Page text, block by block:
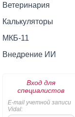
Ветеринария
Калькуляторы
МКБ-11
Внедрение ИИ
Вход для
специалистов
E-mail учетной записи
Vidal: